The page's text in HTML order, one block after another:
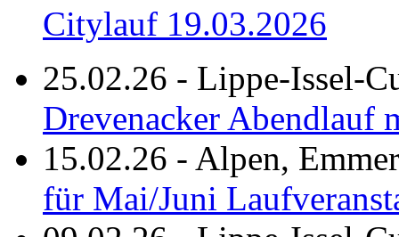
Citylauf 19.03.2026
25.02.26 - Lippe-Issel-
Drevenacker Abendlauf
15.02.26 - Alpen,
für Mai/Juni